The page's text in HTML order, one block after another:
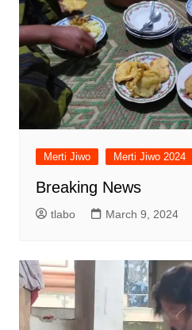
Merti Jiwo Merti Jiwo 2024
Breaking News
tlabo March 9, 2024